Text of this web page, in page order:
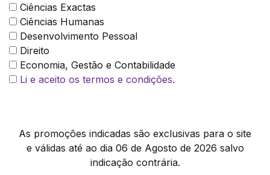
Ciências Exactas
Ciências Humanas
Desenvolvimento Pessoal
Direito
Economia, Gestão e Contabilidade
Li e aceito os termos e condições.
As promoções indicadas são exclusivas para o site
e válidas até ao dia 06 de Agosto de 2026 salvo
indicação contrária.